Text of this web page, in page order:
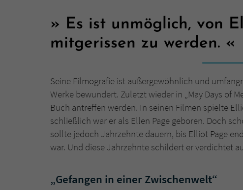
Es ist unmöglich, von
mitgerissen zu werden.
Seine Filmografie ist außergewöhnlich und
Werke bewundert. Zuletzt wieder in „May Days of
Buch antreffen werden. In seinen Filmen spielte
schließlich war er als Ellen Page geboren. Doch
sollte jedoch Jahrzehnte dauern, bis Elliot Page
war. Und diese Jahrzehnte schildert er verdichtet
„Gefangen in einer Zwischenwelt“
Name
Zweck